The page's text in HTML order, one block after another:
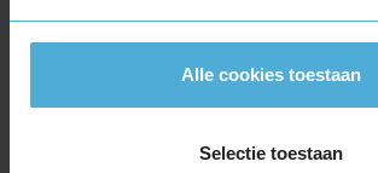
Alle cookies toestaan
Selectie toestaan
ABC
met een goede brandstofefficiëntie.